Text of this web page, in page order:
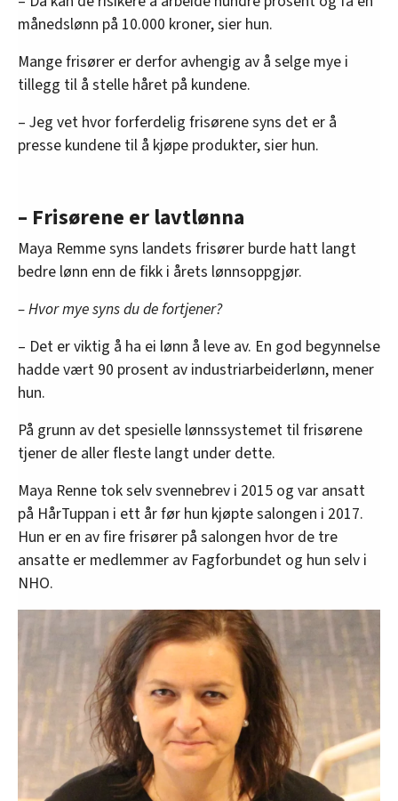
månedslønn på 10.000 kroner, sier hun.
Mange frisører er derfor avhengig av å selge mye i
tillegg til å stelle håret på kundene.
– Jeg vet hvor forferdelig frisørene syns det er å
presse kundene til å kjøpe produkter, sier hun.
– Frisørene er lavtlønna
Maya Remme syns landets frisører burde hatt langt
bedre lønn enn de fikk i årets lønnsoppgjør.
– Hvor mye syns du de fortjener?
– Det er viktig å ha ei lønn å leve av. En god begynnelse
hadde vært 90 prosent av industriarbeiderlønn, mener
hun.
På grunn av det spesielle lønnssystemet til frisørene
tjener de aller fleste langt under dette.
Maya Renne tok selv svennebrev i 2015 og var ansatt
på HårTuppan i ett år før hun kjøpte salongen i 2017.
Hun er en av fire frisører på salongen hvor de tre
ansatte er medlemmer av Fagforbundet og hun selv i
NHO.